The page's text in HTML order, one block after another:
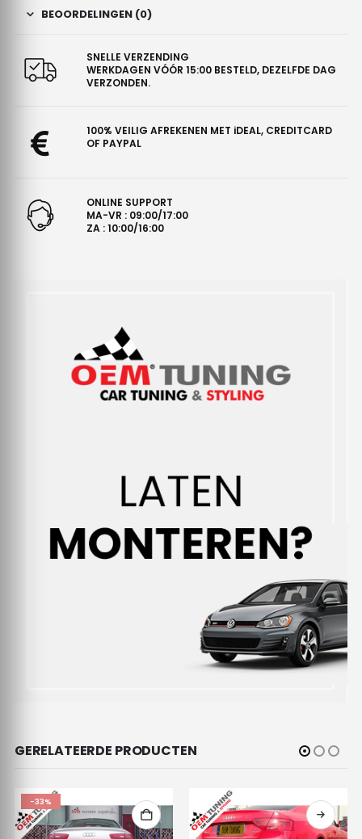
BEOORDELINGEN (0)
SNELLE VERZENDING
WERKDAGEN VÓÓR 15:00 BESTELD, DEZELFDE DAG
VERZONDEN.
100% VEILIG AFREKENEN MET iDEAL, CREDITCARD
OF PAYPAL
ONLINE SUPPORT
MA-VR : 09:00/17:00
ZA : 10:00/16:00
GERELATEERDE PRODUCTEN
-33%